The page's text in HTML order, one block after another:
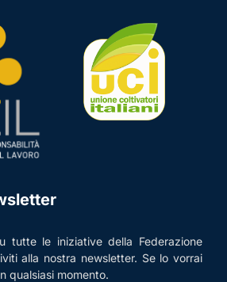
tutte le iniziative della Federazione
alla nostra newsletter. Se lo vorrai
qualsiasi momento.